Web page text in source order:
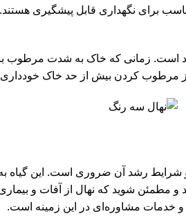
مناسب برای نگهداری قابل
است. زمانی که خاک به شدت مرطوب
مرطوب کردن بیش از حد خاک خودداری
شرایط رشد آن ضروری است. این گیاه
و مطمئن شوید که نهال از آفات و
و خدمات مشاوره‌ای در این زمینه است.